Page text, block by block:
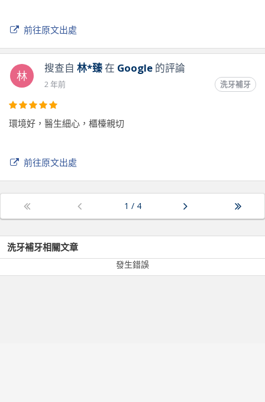
前往原文出處
林
搜查自 林*臻在 Google的評論
2 年前 洗牙補牙
環境好，醫生細心，櫃檯親切
前往原文出處
1 / 4
洗牙補牙相關文章
發生錯誤